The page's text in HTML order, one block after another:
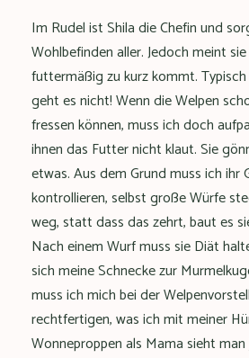
Im Rudel ist Shila die Chefin und
Wohlbefinden aller. Jedoch meint
futtermäßig zu kurz kommt.
geht es nicht! Wenn die Welpen
fressen können, muss ich doch
ihnen das Futter nicht klaut. Sie
etwas. Aus dem Grund muss ich ihr
kontrollieren, selbst große Würfe
weg, statt dass das zehrt, baut es
Nach einem Wurf muss sie Diät
sich meine Schnecke zur
muss ich mich bei der
rechtfertigen, was ich mit meiner
Wonneproppen als Mama sieht